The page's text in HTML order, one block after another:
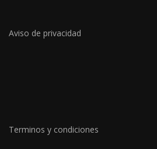
Aviso de privacidad
Terminos y condiciones